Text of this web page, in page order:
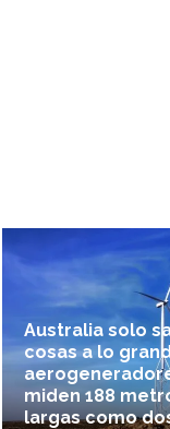
Australia solo
cosas a lo
miden 188
largas como